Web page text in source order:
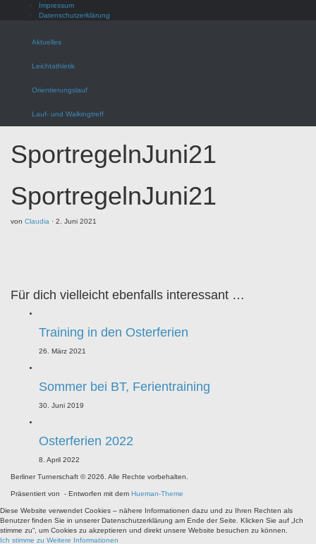
Impressum
Datenschutzerklärung
Aktuelles
Leichtathletik
Orientierungslauf
Lauf- und Walkingtreff
SportregelnJuni21
SportregelnJuni21
von Claudia · 2. Juni 2021
Für dich vielleicht ebenfalls interessant …
Training in den Osterferien
26. März 2021
Sommer bei BT, Ferientraining
30. Juni 2019
Osterferien 2022
8. April 2022
Berliner Turnerschaft © 2026. Alle Rechte vorbehalten.
Präsentiert von - Entworfen mit dem Hueman-Theme
Diese Website verwendet Cookies – nähere Informationen dazu und zu Ihren Rechten als
Benutzer finden Sie in unserer Datenschutzerklärung am Ende der Seite. Klicken Sie auf „Ich
stimme zu“, um Cookies zu akzeptieren und direkt unsere Website besuchen zu können.
Ich stimme zu Weitere Informationen